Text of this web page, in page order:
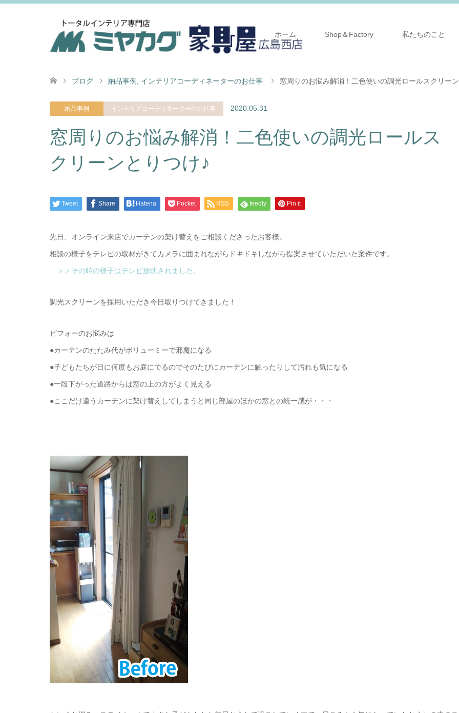
ホーム Shop＆Factory 私たちのこと
ブログ 納品事例 インテリアコーディネーターのお仕事 窓周りのお悩み解消！二色使いの調光ロールスクリー
納品事例 インテリアコーディネーターのお仕事 2020.05.31
窓周りのお悩み解消！二色使いの調光ロールス
クリーンとりつけ♪
Tweet Share Hatena Pocket RSS feedly Pin it
先日、オンライン来店でカーテンの架け替えをご相談くださったお客様。
相談の様子をテレビの取材がきてカメラに囲まれながらドキドキしながら提案させていただいた案件です。
＞＞その時の様子はテレビ放映されました。
調光スクリーンを採用いただき今日取りつけてきました！
ビフォーのお悩みは
●カーテンのたたみ代がボリューミーで邪魔になる
●子どもたちが日に何度もお庭にでるのでそのたびにカーテンに触ったりして汚れも気になる
●一段下がった道路からは窓の上の方がよく見える
●ここだけ違うカーテンに架け替えしてしまうと同じ部屋のほかの窓との統一感が・・・